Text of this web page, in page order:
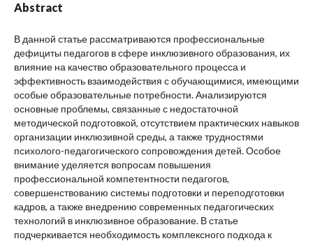
Abstract
В данной статье рассматриваются профессиональные
дефициты педагогов в сфере инклюзивного образования, их
влияние на качество образовательного процесса и
эффективность взаимодействия с обучающимися, имеющими
особые образовательные потребности. Анализируются
основные проблемы, связанные с недостаточной
методической подготовкой, отсутствием практических навыков
организации инклюзивной среды, а также трудностями
психолого-педагогического сопровождения детей. Особое
внимание уделяется вопросам повышения
профессиональной компетентности педагогов,
совершенствованию системы подготовки и переподготовки
кадров, а также внедрению современных педагогических
технологий в инклюзивное образование. В статье
подчеркивается необходимость комплексного подхода к